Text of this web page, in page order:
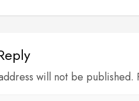
will not be